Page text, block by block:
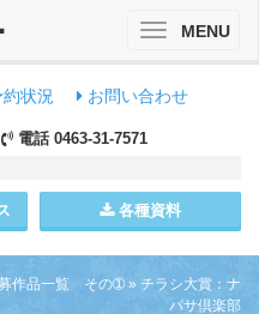
状況 お問い合わせ
電話 0463-31-7571
各種資料
ToggleMENU
作品一覧 その➀ » チラシ大賞：ナ
パサ倶楽部